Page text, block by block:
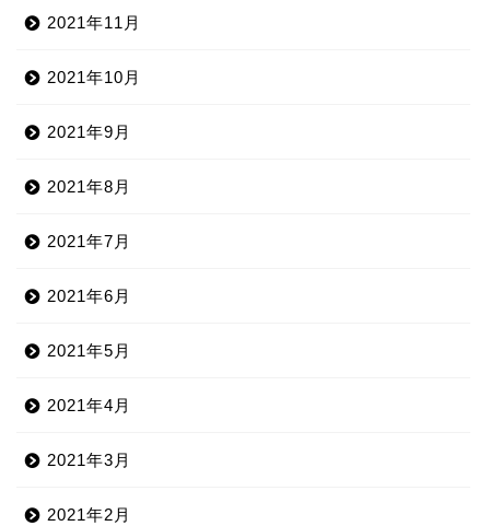
2021年11月
2021年10月
2021年9月
2021年8月
2021年7月
2021年6月
2021年5月
2021年4月
2021年3月
2021年2月